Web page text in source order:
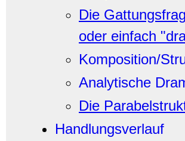
Die
oder einfach
Komposition/
Analytische
Die
Handlungsverlauf